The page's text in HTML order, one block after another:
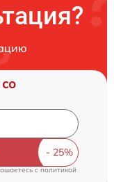
cполитикой